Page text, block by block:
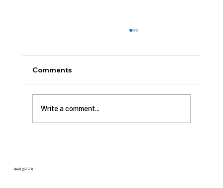
오늘날 성도로서 올바른 신앙생활을 하는 데 걸
림돌이 되는 세 가지가 있습니다. 첫째는 안일주
의입니다. 산업혁명 이후 급속도로 발전한 물질
문명은 우리의 삶을 매우 편리하게 만들어 주었
Comments
Write a comment...
새누리 선교 교회